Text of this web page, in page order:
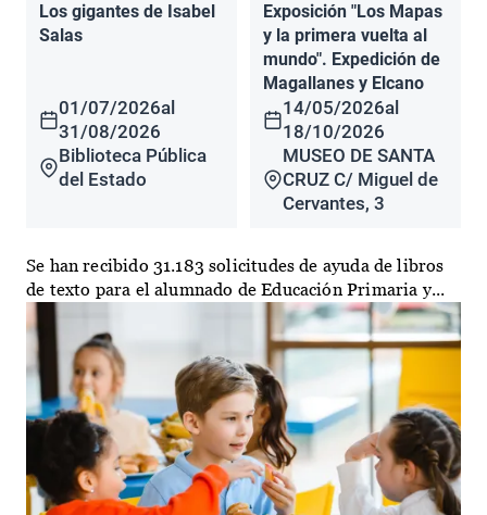
Los gigantes de Isabel
Salas
01/07/2026al
31/08/2026
Biblioteca Pública
del Estado
Exposición "Los Mapas
y la primera vuelta al
mundo". Expedición de
Magallanes y Elcano
14/05/2026al
18/10/2026
MUSEO DE SANTA
CRUZ C/ Miguel de
Cervantes, 3
Se han recibido 31.183 solicitudes de ayuda de libros
de texto para el alumnado de Educación Primaria y...